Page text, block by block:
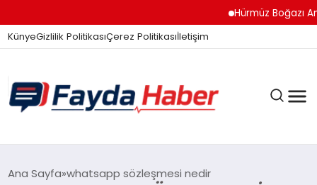
Hürmüz Boğazı
KünyeGizlilik PolitikasıÇerez Politikasıİletişim
GÜNDEM
Ana Sayfa whatsapp sözleşmesi nedir